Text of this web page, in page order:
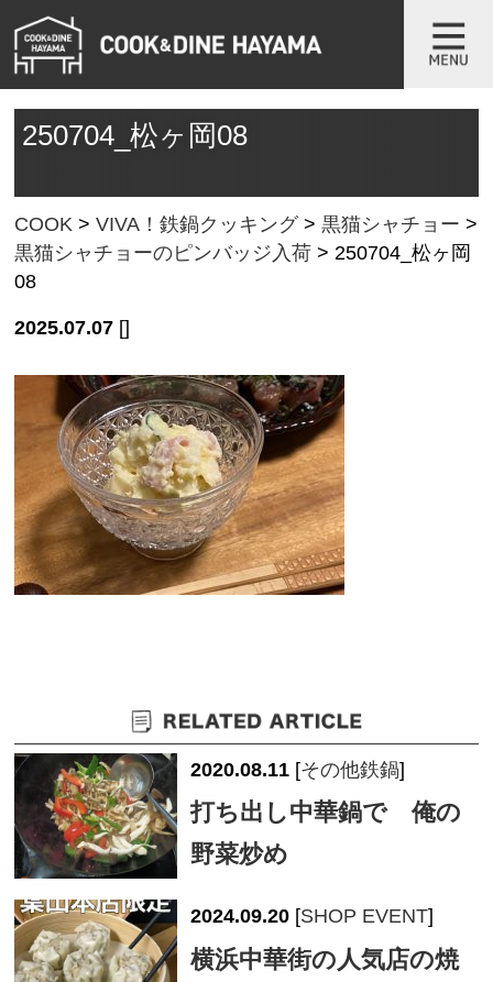
250704_松ヶ岡08
COOK >VIVA！鉄鍋クッキング>黒猫シャチョー >
黒猫シャチョーのピンバッジ入荷 > 250704_松ヶ岡
08
2025.07.07 []
2020.08.11 [その他鉄鍋]
打ち出し中華鍋で 俺の
野菜炒め
2024.09.20 [SHOP EVENT]
横浜中華街の人気店の焼